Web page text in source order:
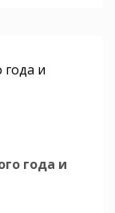
года и
года и